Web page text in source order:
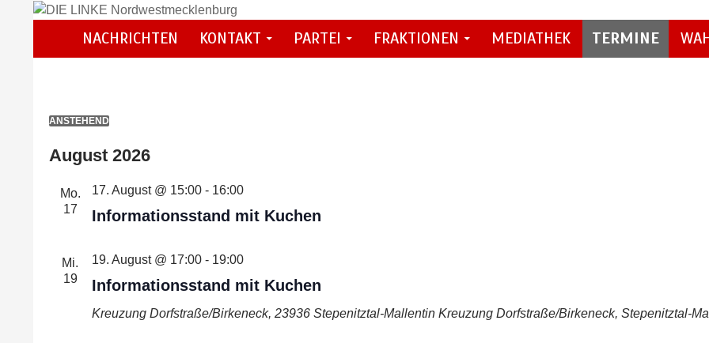
DIE LINKE Nordwestmecklenburg
NACHRICHTEN KONTAKT PARTEI FRAKTIONEN MEDIATHEK TERMINE
Veranstaltungen
ANSTEHEND
wählen.
August 2026
Mo.
17
Informationsstand mit Kuchen
17. August @ 15:00- 16:00
Mi.
19
Informationsstand mit Kuchen
19. August @ 17:00- 19:00
Kreuzung Dorfstraße/Birkeneck, 23936 Stepenitztal-Mallentin Kreuzung Dorfstraße/Birkeneck, Stepenitztal-